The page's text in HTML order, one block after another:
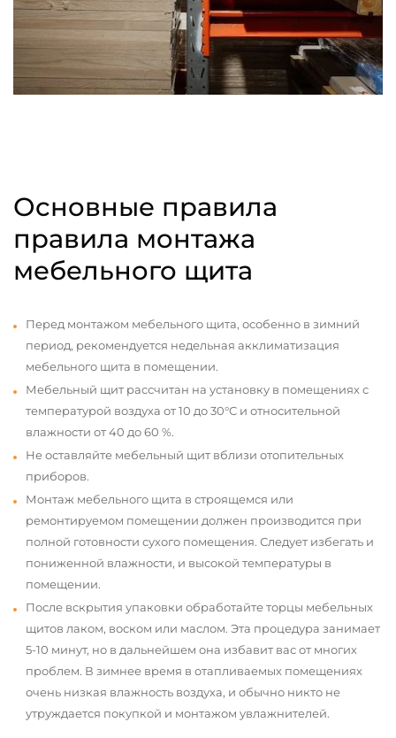
Основные правила
правила монтажа
мебельного щита
Перед монтажом мебельного щита, особенно в зимний
период, рекомендуется недельная акклиматизация
мебельного щита в помещении.
Мебельный щит рассчитан на установку в помещениях с
температурой воздуха от 10 до 30°С и относительной
влажности от 40 до 60 %.
Не оставляйте мебельный щит вблизи отопительных
приборов.
Монтаж мебельного щита в строящемся или
ремонтируемом помещении должен производится при
полной готовности сухого помещения. Следует избегать и
пониженной влажности, и высокой температуры в
помещении.
После вскрытия упаковки обработайте торцы мебельных
щитов лаком, воском или маслом. Эта процедура занимает
5-10 минут, но в дальнейшем она избавит вас от многих
проблем. В зимнее время в отапливаемых помещениях
очень низкая влажность воздуха, и обычно никто не
утруждается покупкой и монтажом увлажнителей.